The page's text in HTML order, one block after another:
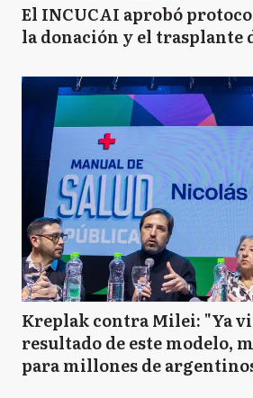
El INCUCAI aprobó
la donación y el trasplante
Kreplak contra Milei: "Ya
resultado de este modelo,
para millones de